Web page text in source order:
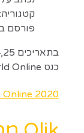
קטגוריה:
פורסם ב28 מאי 2020
כנס QlikWorld Online.
Online 2020